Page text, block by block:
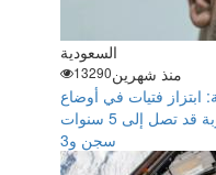
السعودية
منذ شهرين13290
ابتزاز فتيات في أوضاع
مخلة وغضب واسع على فيسبوك.. العقوبة قد تصل إلى 5 سنوات
سجن و3